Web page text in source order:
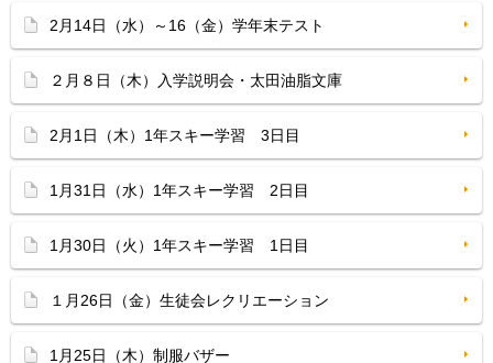
2月14日（水）～16（金）学年末テスト
２月８日（木）入学説明会・太田油脂文庫
2月1日（木）1年スキー学習 3日目
1月31日（水）1年スキー学習 2日目
1月30日（火）1年スキー学習 1日目
１月26日（金）生徒会レクリエーション
1月25日（木）制服バザー